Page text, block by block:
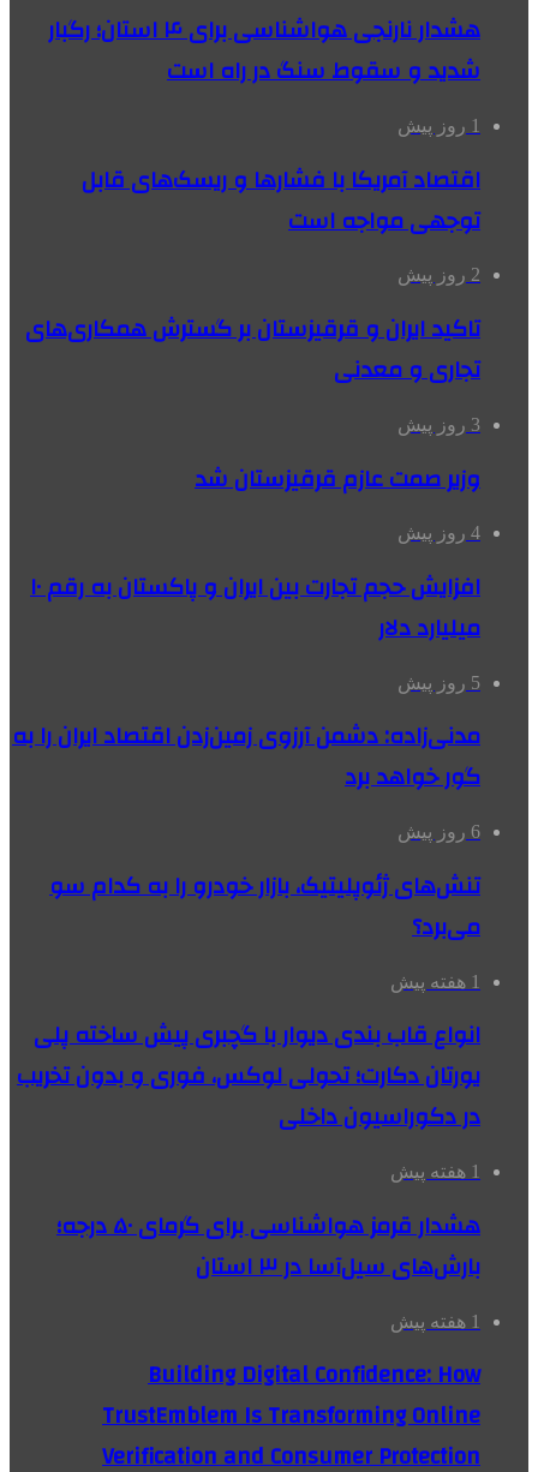
هشدار نارنجی هواشناسی برای ۴ استان؛ رگبار
شدید و سقوط سنگ در راه است
1 روز پیش
اقتصاد آمریکا با فشارها و ریسک‌های قابل
توجهی مواجه است
2 روز پیش
تاکید ایران و قرقیزستان بر گسترش همکاری‌های
تجاری و معدنی
3 روز پیش
وزیر صمت عازم قرقیزستان شد
4 روز پیش
افزایش حجم تجارت بین ایران و پاکستان به رقم ۱۰
میلیارد دلار
5 روز پیش
مدنی‌زاده: دشمن آرزوی زمین‌زدن اقتصاد ایران را به
گور خواهد برد
6 روز پیش
تنش‌های ژئوپلیتیک، بازار خودرو را به کدام سو
می‌برد؟
1 هفته پیش
انواع قاب بندی دیوار با گچبری پیش ساخته پلی
یورتان دکارت؛ تحولی لوکس، فوری و بدون تخریب
در دکوراسیون داخلی
1 هفته پیش
هشدار قرمز هواشناسی برای گرمای ۵۰ درجه؛
بارش‌های سیل‌آسا در ۳ استان
1 هفته پیش
Building Digital Confidence: How
TrustEmblem Is Transforming Online
Verification and Consumer Protection